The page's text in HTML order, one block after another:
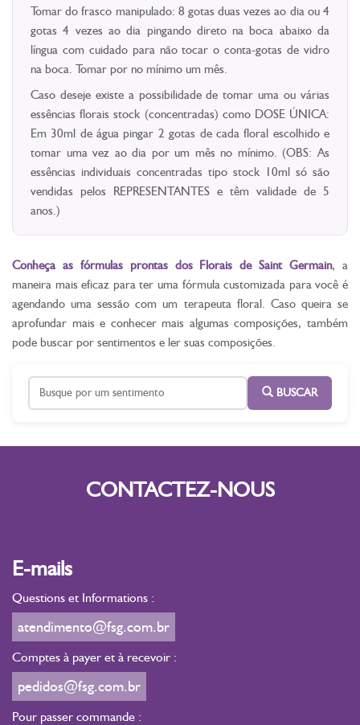
Tomar do frasco manipulado: 8 gotas duas vezes ao dia ou 4
gotas 4 vezes ao dia pingando direto na boca abaixo da
língua com cuidado para não tocar o conta-gotas de vidro
na boca. Tomar por no mínimo um mês.
Caso deseje existe a possibilidade de tomar uma ou várias
essências florais stock (concentradas) como DOSE ÚNICA:
Em 30ml de água pingar 2 gotas de cada floral escolhido e
tomar uma vez ao dia por um mês no mínimo. (OBS: As
essências individuais concentradas tipo stock 10ml só são
vendidas pelos REPRESENTANTES e têm validade de 5
anos.)
Conheça as fórmulas prontas dos Florais de Saint Germain, a
maneira mais eficaz para ter uma fórmula customizada para você é
agendando uma sessão com um terapeuta floral. Caso queira se
aprofundar mais e conhecer mais algumas composições, também
pode buscar por sentimentos e ler suas composições.
BUSCAR
CONTACTEZ-NOUS
E-mails
Questions et Informations :
atendimento@fsg.com.br
Comptes à payer et à recevoir :
pedidos@fsg.com.br
Pour passer commande :